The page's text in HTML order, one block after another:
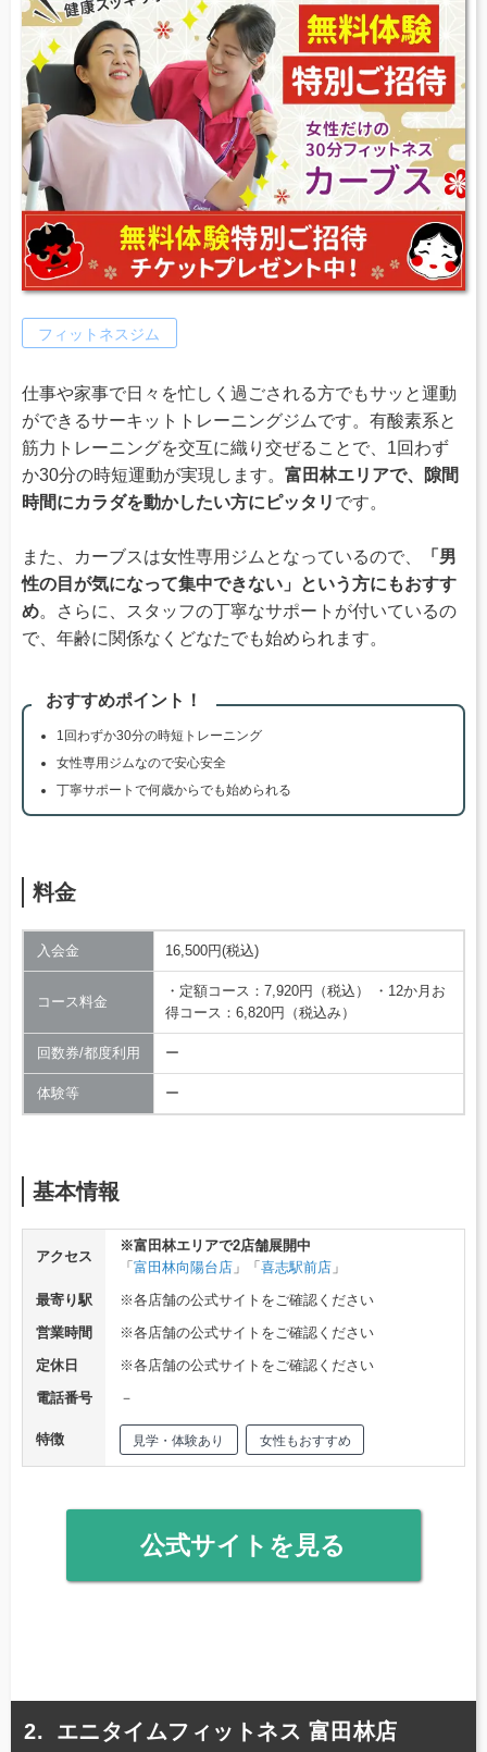
フィットネスジム
仕事や家事で日々を忙しく過ごされる方でもサッと運動
ができるサーキットトレーニングジムです。有酸素系と
筋力トレーニングを交互に織り交ぜることで、1回わず
か30分の時短運動が実現します。 富田林エリアで、隙間
時間にカラダを動かしたい方にピッタリ です。
また、カーブスは女性専用ジムとなっているので、
「男
性の目が気になって集中できない」という方にもおすす
め。さらに、スタッフの丁寧なサポートが付いているの
で、年齢に関係なくどなたでも始められます。
おすすめポイント！
1回わずか30分の時短トレーニング
女性専用ジムなので安心安全
丁寧サポートで何歳からでも始められる
料金
入会金 16,500円(税込)
コース料金
・定額コース：7,920円（税込） ・12か月お
得コース：6,820円（税込み）
回数券/都度利用 ー
体験等 ー
基本情報
アクセス
※富田林エリアで2店舗展開中
「 富田林向陽台店」「 喜志駅前店」
最寄り駅
※各店舗の公式サイトをご確認ください
営業時間
※各店舗の公式サイトをご確認ください
定休日
※各店舗の公式サイトをご確認ください
電話番号
－
特徴 見学・体験あり 女性もおすすめ
公式サイトを見る
エニタイムフィットネス 富田林店